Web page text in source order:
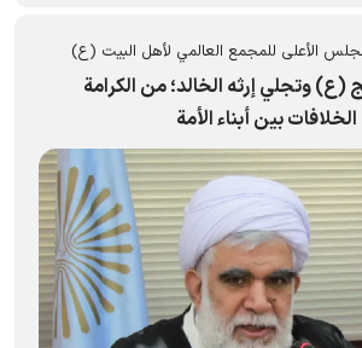
الأعلى للمجمع العالمي لأهل البيت (ع)
(ع) وتجلي إرثه الخالد؛ من الكرامة
بين أبناء الأمة